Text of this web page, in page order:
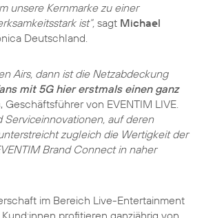
unsere Kernmarke zu einer
ist“, sagt Michael
Deutschland.
Airs, dann ist die Netzabdeckung
mit 5G hier erstmals einen ganz
, Geschäftsführer von EVENTIM LIVE.
auf deren
zugleich die Wertigkeit der
Brand Connect in naher
im Bereich Live-Entertainment
Kund:innen profitieren ganzjährig von